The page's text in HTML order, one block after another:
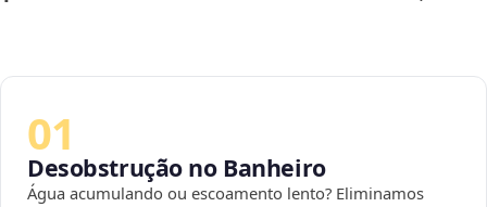
01
Desobstrução no Banheiro
Água acumulando ou escoamento lento? Eliminamos